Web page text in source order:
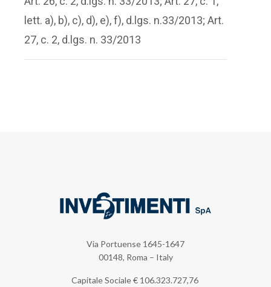
lett. a), b), c), d), e), f), d.lgs. n.33/2013; Art.
27, c. 2, d.lgs. n. 33/2013
Via Portuense 1645-1647
00148, Roma – Italy
Capitale Sociale € 106.323.727,76